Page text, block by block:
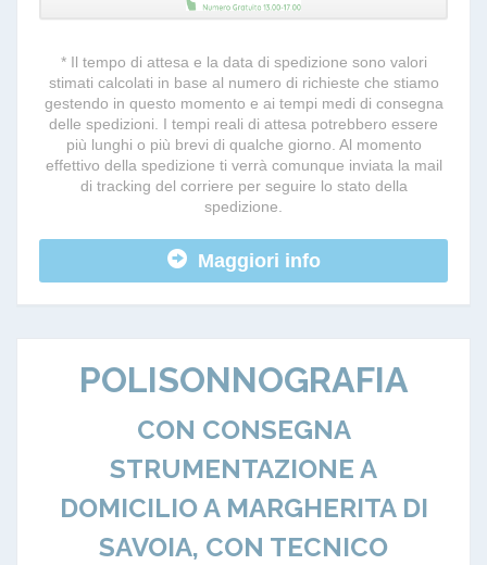
* Il tempo di attesa e la data di spedizione sono valori
stimati calcolati in base al numero di richieste che stiamo
gestendo in questo momento e ai tempi medi di consegna
delle spedizioni. I tempi reali di attesa potrebbero essere
più lunghi o più brevi di qualche giorno. Al momento
effettivo della spedizione ti verrà comunque inviata la mail
di tracking del corriere per seguire lo stato della
spedizione.
Maggiori info
POLISONNOGRAFIA
CON CONSEGNA
STRUMENTAZIONE A
DOMICILIO A MARGHERITA DI
SAVOIA, CON TECNICO